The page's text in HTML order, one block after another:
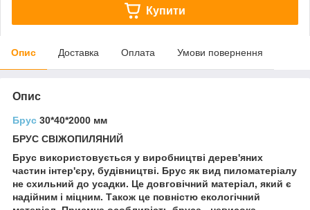
Купити
Опис Доставка Оплата Умови повернення
Опис
Брус 30*40*2000 мм
БРУС СВІЖОПИЛЯНИЙ
Брус використовується у виробництві дерев'яних
частин інтер'єру, будівництві. Брус як вид пиломатеріалу
не схильний до усадки. Це довговічний матеріал, який є
надійним і міцним. Також це повністю екологічний